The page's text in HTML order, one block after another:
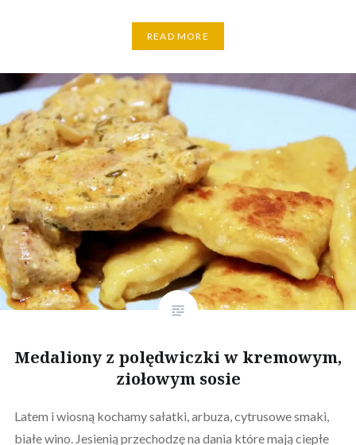
READ MORE
Medaliony z polędwiczki w kremowym,
ziołowym sosie
Latem i wiosną kochamy sałatki, arbuza, cytrusowe smaki,
białe wino. Jesienią przechodzę na dania które mają ciepłe